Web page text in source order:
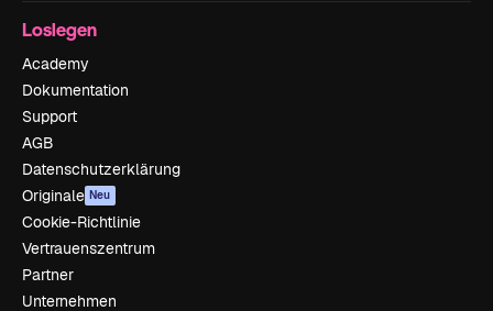
Loslegen
Academy
Dokumentation
Support
AGB
Datenschutzerklärung
Originale Neu
Cookie-Richtlinie
Vertrauenszentrum
Partner
Unternehmen